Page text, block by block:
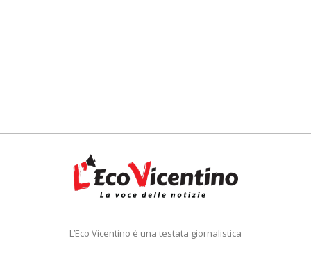
L’Eco Vicentino è una testata giornalistica